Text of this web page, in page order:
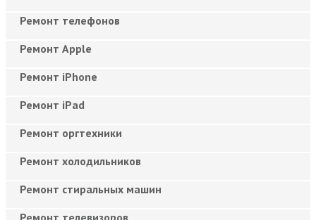
Ремонт телефонов
Ремонт Apple
Ремонт iPhone
Ремонт iPad
Ремонт оргтехники
Ремонт холодильников
Ремонт стиральных машин
Ремонт телевизоров